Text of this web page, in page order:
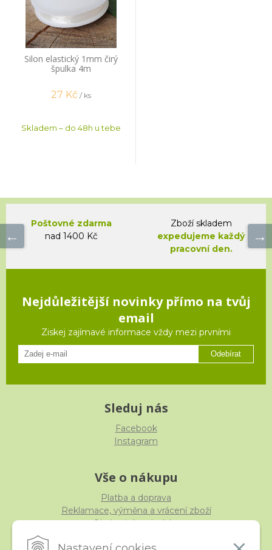
Silon elastický 1mm čirý
špulka 4m
27 Kč / ks
Skladem – do 48h u tebe
Poštovné zdarma
nad 1400 Kč
Zboží skladem
expedujeme každý
pracovní den.
Nejdůležitější novinky přímo na tvůj
email
Ziskej zajímavé informace vždy mezi prvními
Odebírat
Sleduj nás
Facebook
Instagram
Vše o nákupu
Platba a doprava
Reklamace, výměna a vrácení zboží
Obchodní podmínky